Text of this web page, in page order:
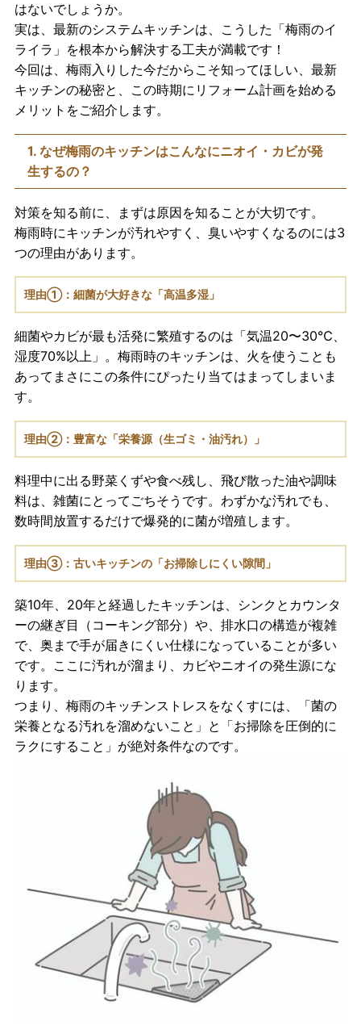
はないでしょうか。
実は、最新のシステムキッチンは、こうした「梅雨のイ
ライラ」を根本から解決する工夫が満載です！
今回は、梅雨入りした今だからこそ知ってほしい、最新
キッチンの秘密と、この時期にリフォーム計画を始める
メリットをご紹介します。
1. なぜ梅雨のキッチンはこんなにニオイ・カビが発
生するの？
対策を知る前に、まずは原因を知ることが大切です。
梅雨時にキッチンが汚れやすく、臭いやすくなるのには3
つの理由があります。
理由①：細菌が大好きな「高温多湿」
細菌やカビが最も活発に繁殖するのは「気温20〜30℃、
湿度70%以上」。梅雨時のキッチンは、火を使うことも
あってまさにこの条件にぴったり当てはまってしまいま
す。
理由②： 豊富な「栄養源（生ゴミ・油汚れ）」
料理中に出る野菜くずや食べ残し、飛び散った油や調味
料は、雑菌にとってごちそうです。わずかな汚れでも、
数時間放置するだけで爆発的に菌が増殖します。
理由③：古いキッチンの「お掃除しにくい隙間」
築10年、20年と経過したキッチンは、シンクとカウンタ
ーの継ぎ目（コーキング部分）や、排水口の構造が複雑
で、奥まで手が届きにくい仕様になっていることが多い
です。ここに汚れが溜まり、カビやニオイの発生源にな
ります。
つまり、梅雨のキッチンストレスをなくすには、「菌の
栄養となる汚れを溜めないこと」と「お掃除を圧倒的に
ラクにすること」が絶対条件なのです。